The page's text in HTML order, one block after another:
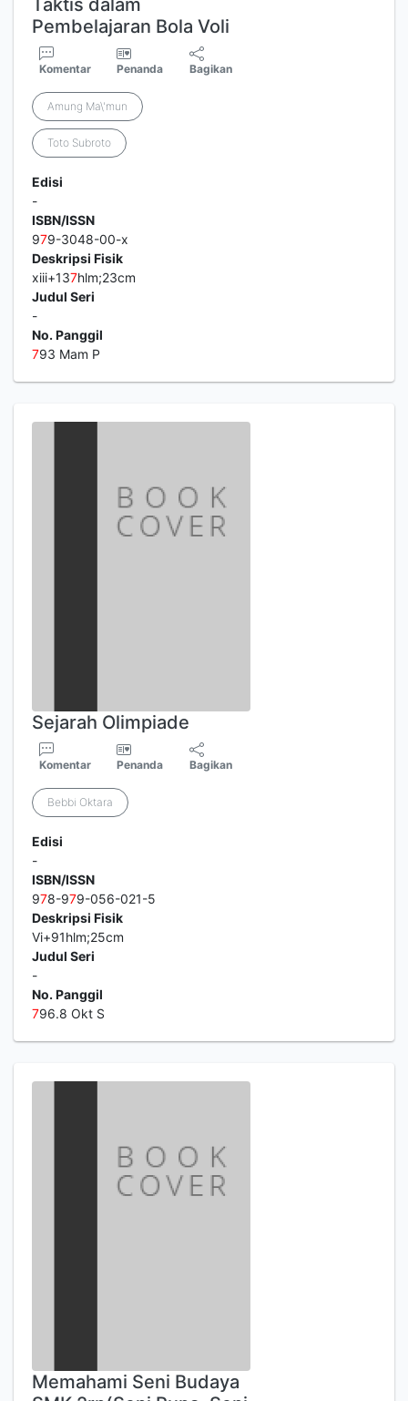
Taktis dalam
Pembelajaran Bola Voli
Komentar Penanda Bagikan
Amung Ma\'mun
Toto Subroto
Edisi
-
ISBN/ISSN
979-3048-00-x
Deskripsi Fisik
xiii+137hlm;23cm
Judul Seri
-
No. Panggil
793 Mam P
Sejarah Olimpiade
Komentar Penanda Bagikan
Bebbi Oktara
Edisi
-
ISBN/ISSN
978-979-056-021-5
Deskripsi Fisik
Vi+91hlm;25cm
Judul Seri
-
No. Panggil
796.8 Okt S
Memahami Seni Budaya